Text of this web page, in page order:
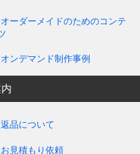
オーダーメイドのためのコンテ
オンデマンド制作事例
返品について
お見積もり依頼